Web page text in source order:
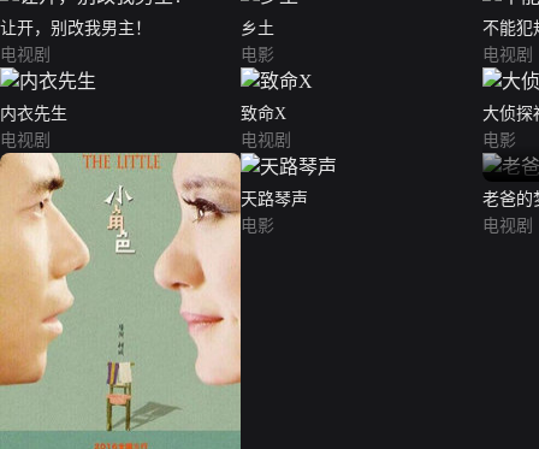
让开，别改我男主！
电视剧
乡土
电影
不能犯
电视剧
内衣先生
电视剧
致命X
电视剧
大侦探
电影
天路琴声
电影
老爸的
电视剧